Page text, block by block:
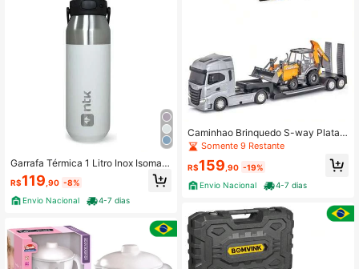
Garrafa Térmica 1 Litro Inox Isomax
Camping Corrida Pesca NTK Cor Br
anco
R$119 ,90 -8%
Envio Nacional
4-7 dias
Caminhao Brinquedo S-way Plataf
orma Retroescavadeira Case
Somente 9 Restante
R$159 ,90 -19%
Envio Nacional
4-7 dias